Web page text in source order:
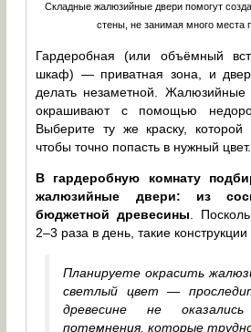
Складные жалюзийные двери помогут
стены, не занимая много места
Гардеробная (или объёмный
шкаф) — приватная зона, и
делать незаметной. Жалюзийные
окрашивают с помощью
Выберите ту же краску, которой
чтобы точно попасть в нужный цвет.
В гардеробную комнату
жалюзийные двери: из
бюджетной древесины .
2–3 раза в день, такие
Планируете окрасить
светлый цвет —
древесине не
потемнения, которые